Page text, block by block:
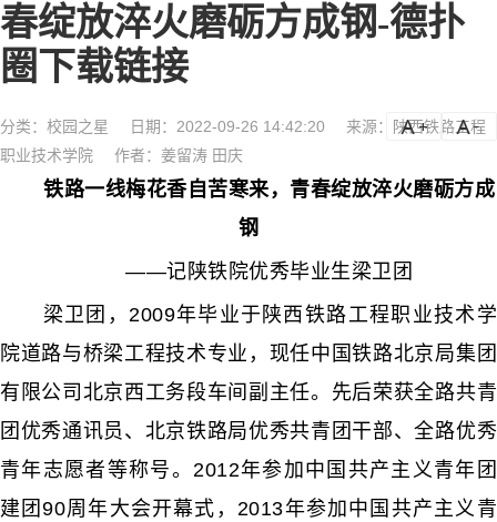
春绽放淬火磨砺方成钢-德扑
圈下载链接
分类： 校园之星 日期：2022-09-26 14:42:20
来源：陕西铁路工程
职业技术学院
作者：姜留涛 田庆
a a-
铁路一线梅花香自苦寒来，青春绽放淬火磨砺方成
钢
——记陕铁院优秀毕业生梁卫团
梁卫团，2009年毕业于陕西铁路工程职业技术学
院道路与桥梁工程技术专业，现任中国铁路北京局集团
有限公司北京西工务段车间副主任。先后荣获全路共青
团优秀通讯员、北京铁路局优秀共青团干部、全路优秀
青年志愿者等称号。2012年参加中国共产主义青年团
建团90周年大会开幕式，2013年参加中国共产主义青